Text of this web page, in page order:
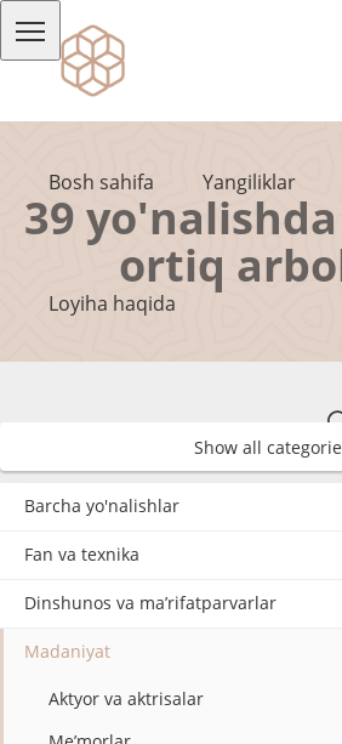
Bosh sahifa Yangiliklar
Loyiha haqida
39
ortiq
Show all
Barcha yo'nalishlar
Fan va texnika
Dinshunos va ma’rifatparvarlar
Madaniyat
Aktyor va aktrisalar